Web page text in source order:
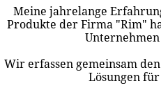
Meine jahrelange
Produkte der Firma "Rim"
Wir erfassen gemeinsam
Lösungen